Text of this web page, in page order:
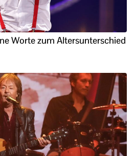
Worte zum Altersunterschied